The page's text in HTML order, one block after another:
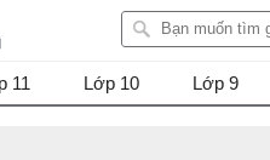
11 Lớp 10 Lớp 9